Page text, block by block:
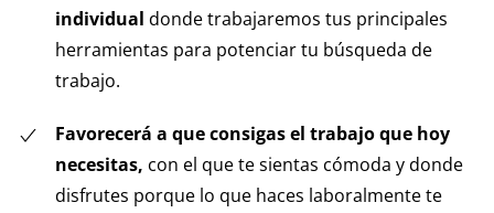
individual donde trabajaremos tus principales
herramientas para potenciar tu búsqueda de
trabajo.
Favorecerá a que consigas el trabajo que hoy
necesitas, con el que te sientas cómoda y donde
disfrutes porque lo que haces laboralmente te